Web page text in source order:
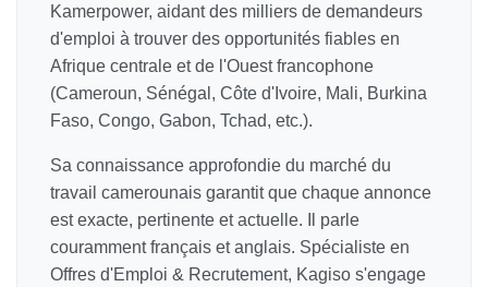
Kamerpower, aidant des milliers de demandeurs
d'emploi à trouver des opportunités fiables en
Afrique centrale et de l'Ouest francophone
(Cameroun, Sénégal, Côte d'Ivoire, Mali, Burkina
Faso, Congo, Gabon, Tchad, etc.).
Sa connaissance approfondie du marché du
travail camerounais garantit que chaque annonce
est exacte, pertinente et actuelle. Il parle
couramment français et anglais. Spécialiste en
Offres d'Emploi & Recrutement, Kagiso s'engage